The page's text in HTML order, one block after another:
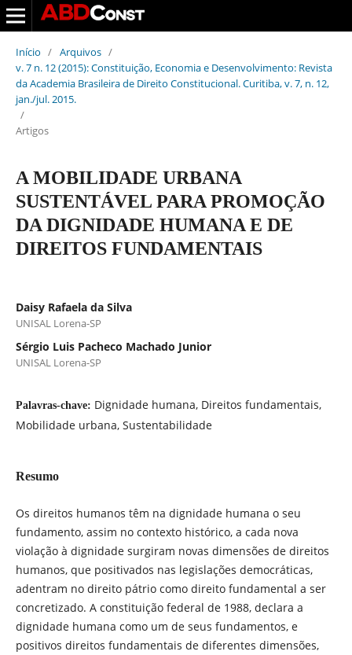
Início / Arquivos /
v. 7 n. 12 (2015): Constituição, Economia e Desenvolvimento: Revista
da Academia Brasileira de Direito Constitucional. Curitiba, v. 7, n. 12,
jan./jul. 2015.
/
Artigos
A MOBILIDADE URBANA
SUSTENTÁVEL PARA PROMOÇÃO
DA DIGNIDADE HUMANA E DE
DIREITOS FUNDAMENTAIS
Daisy Rafaela da Silva
UNISAL Lorena-SP
Sérgio Luis Pacheco Machado Junior
UNISAL Lorena-SP
Palavras-chave: Dignidade humana, Direitos fundamentais,
Mobilidade urbana, Sustentabilidade
Resumo
Os direitos humanos têm na dignidade humana o seu
fundamento, assim no contexto histórico, a cada nova
violação à dignidade surgiram novas dimensões de direitos
humanos, que positivados nas legislações democráticas,
adentram no direito pátrio como direito fundamental a ser
concretizado. A constituição federal de 1988, declara a
dignidade humana como um de seus fundamentos, e
positivos direitos fundamentais de diferentes dimensões,